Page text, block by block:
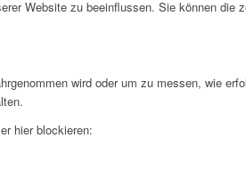
Website zu beeinflussen. Sie können die
wird oder um zu messen, wie
hier blockieren: